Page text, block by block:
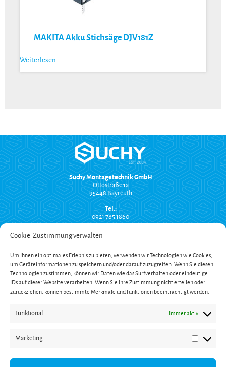
Cookie-Zustimmung verwalten
Um Ihnen ein optimales Erlebnis zu bieten, verwenden wir Technologien wie Cookies,
um Geräteinformationen zu speichern und/oder darauf zuzugreifen. Wenn Sie diesen
Technologien zustimmen, können wir Daten wie das Surfverhalten oder eindeutige
IDs auf dieser Website verarbeiten. Wenn Sie Ihre Zustimmung nicht erteilen oder
zurückziehen, können bestimmte Merkmale und Funktionen beeinträchtigt werden.
Funktional Immer aktiv
Marketing
MAKITA Akku Stichsäge DJV181Z
Weiterlesen
Suchy Montagetechnik GmbH
Ottostraße 1a
95448 Bayreuth
Tel.:
0921 785 1860
info@suchy-montagetechnik.de
Versand und Zahlung
AGB
Widerrufsbelehrung
Impressum
Datenschutzerklärung